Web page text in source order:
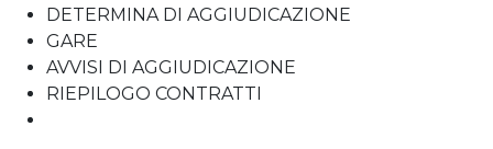
DETERMINA DI AGGIUDICAZIONE
GARE
AVVISI DI AGGIUDICAZIONE
RIEPILOGO CONTRATTI